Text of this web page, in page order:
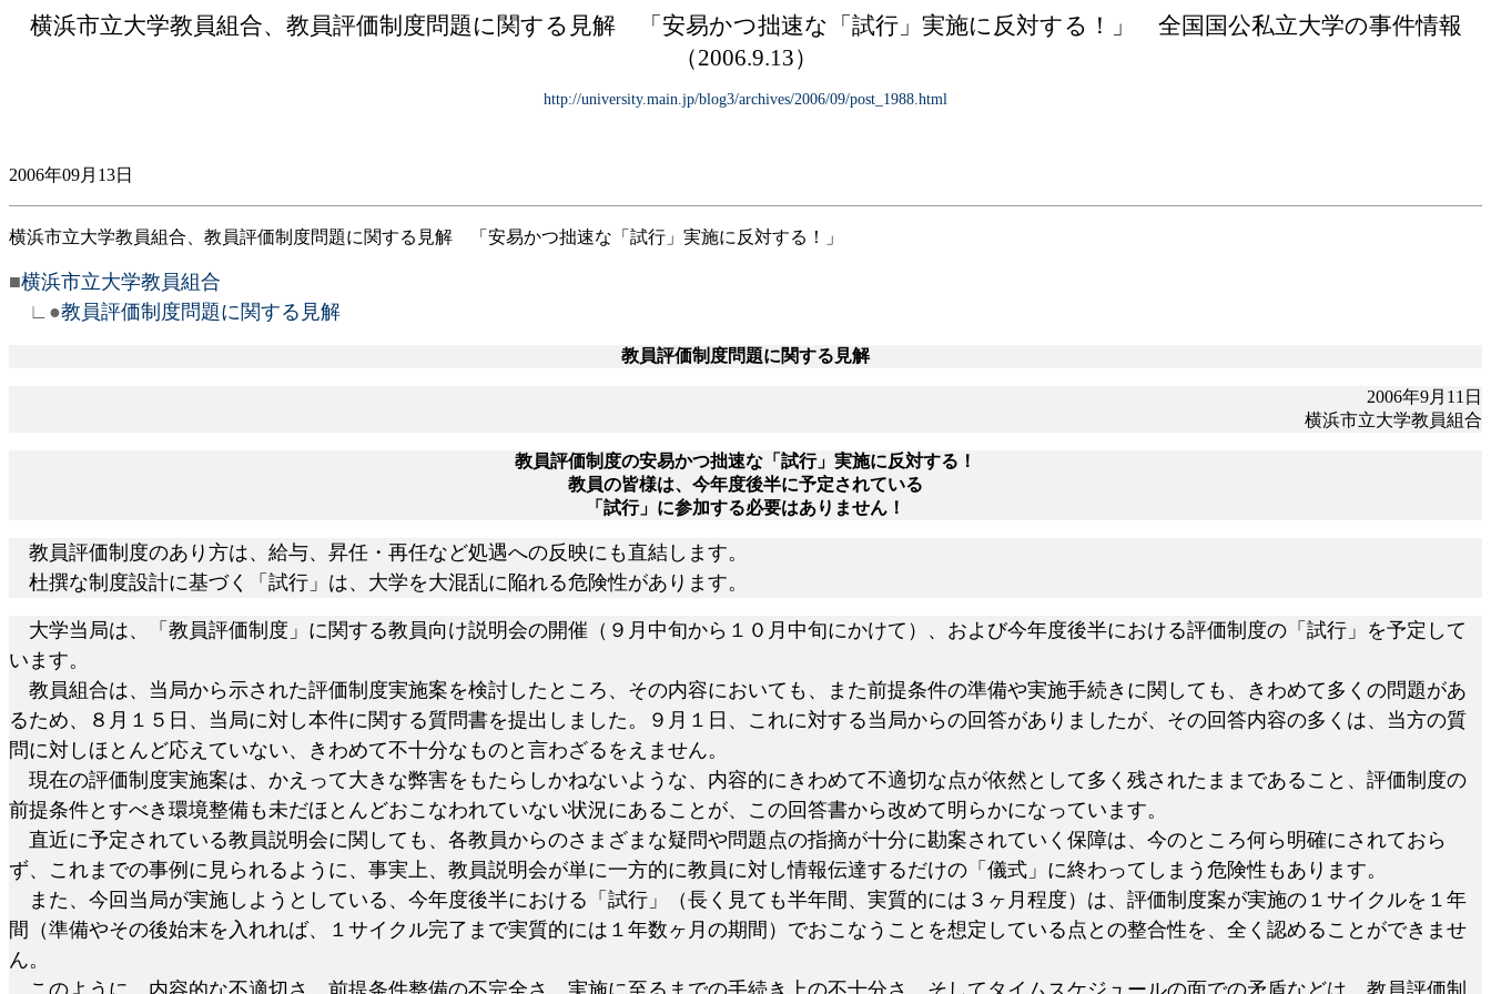
横浜市立大学教員組合、教員評価制度問題に関する見解 「安易かつ拙速な「試行」実施に反対する！」 全国国公私立大学の事件情報
（2006.9.13）
http://university.main.jp/blog3/archives/2006/09/post_1988.html
2006年09月13日
横浜市立大学教員組合、教員評価制度問題に関する見解 「安易かつ拙速な「試行」実施に反対する！」
■横浜市立大学教員組合
∟●教員評価制度問題に関する見解
教員評価制度問題に関する見解
2006年9月11日
横浜市立大学教員組合
教員評価制度の安易かつ拙速な「試行」実施に反対する！
教員の皆様は、今年度後半に予定されている
「試行」に参加する必要はありません！
教員評価制度のあり方は、給与、昇任・再任など処遇への反映にも直結します。
杜撰な制度設計に基づく「試行」は、大学を大混乱に陥れる危険性があります。
大学当局は、「教員評価制度」に関する教員向け説明会の開催（９月中旬から１０月中旬にかけて）、および今年度後半における評価制度の「試行」を予定して
います。
教員組合は、当局から示された評価制度実施案を検討したところ、その内容においても、また前提条件の準備や実施手続きに関しても、きわめて多くの問題があ
るため、８月１５日、当局に対し本件に関する質問書を提出しました。９月１日、これに対する当局からの回答がありましたが、その回答内容の多くは、当方の質
問に対しほとんど応えていない、きわめて不十分なものと言わざるをえません。
現在の評価制度実施案は、かえって大きな弊害をもたらしかねないような、内容的にきわめて不適切な点が依然として多く残されたままであること、評価制度の
前提条件とすべき環境整備も未だほとんどおこなわれていない状況にあることが、この回答書から改めて明らかになっています。
直近に予定されている教員説明会に関しても、各教員からのさまざまな疑問や問題点の指摘が十分に勘案されていく保障は、今のところ何ら明確にされておら
ず、これまでの事例に見られるように、事実上、教員説明会が単に一方的に教員に対し情報伝達するだけの「儀式」に終わってしまう危険性もあります。
また、今回当局が実施しようとしている、今年度後半における「試行」（長く見ても半年間、実質的には３ヶ月程度）は、評価制度案が実施の１サイクルを１年
間（準備やその後始末を入れれば、１サイクル完了まで実質的には１年数ヶ月の期間）でおこなうことを想定している点との整合性を、全く認めることができませ
ん。